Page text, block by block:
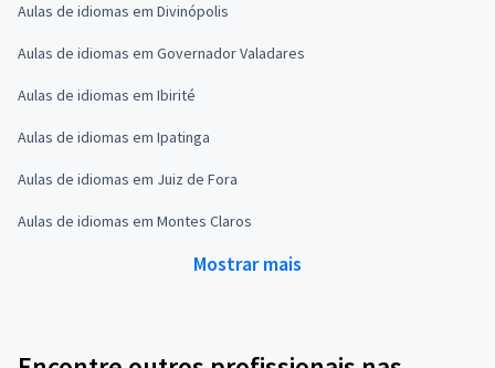
Aulas de idiomas em Divinópolis
Aulas de idiomas em Governador Valadares
Aulas de idiomas em Ibirité
Aulas de idiomas em Ipatinga
Aulas de idiomas em Juiz de Fora
Aulas de idiomas em Montes Claros
Mostrar mais